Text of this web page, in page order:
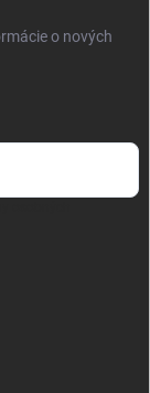
o nových